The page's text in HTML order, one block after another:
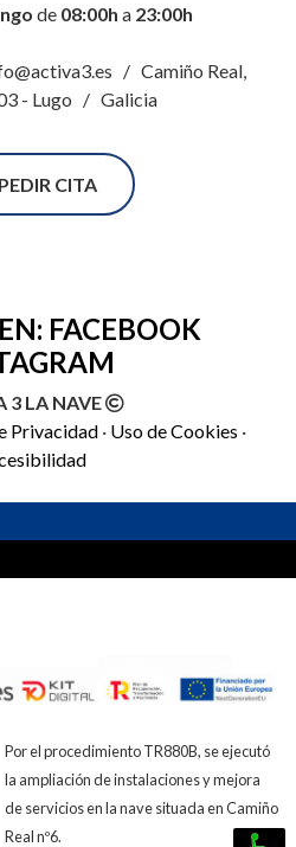
de 08:00h a 23:00h
/ Camiño Real,
- Lugo / Galicia
CITA
FACEBOOK
3 LA NAVE
Privacidad· Uso de Cookies ·
Por el procedimiento TR880B, se ejecutó
la ampliación de instalaciones y mejora
de servicios en la nave situada en Camiño
Real nº6.